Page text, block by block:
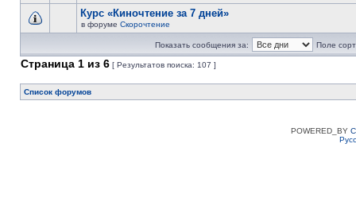
Курс «Киночтение за 7 дней»
в форуме Скорочтение
Показать сообщения за: Поле
Страница 1 из 6 [ Результатов поиска: 107 ]
Список форумов
POWERED_BY